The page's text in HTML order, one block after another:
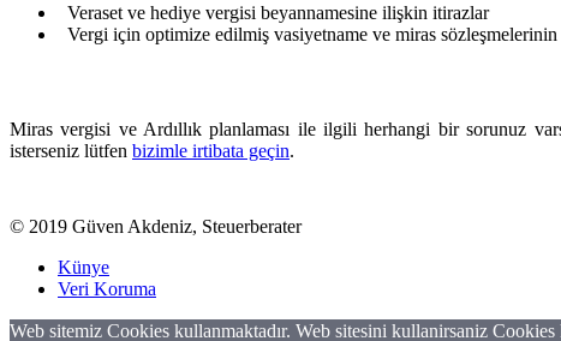
Veraset ve hediye vergisi beyannamesine ilişkin itirazlar
Vergi için optimize edilmiş vasiyetname ve miras sözleşmelerinin
Miras vergisi ve Ardıllık planlaması ile ilgili herhangi bir sorunuz
isterseniz lütfen bizimle irtibata geçin.
© 2019 Güven Akdeniz, Steuerberater
Künye
Veri Koruma
Web sitemiz Cookies kullanmaktadır. Web sitesini kullanirsaniz